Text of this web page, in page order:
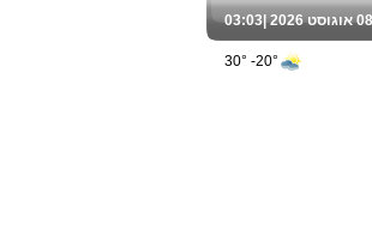
03:03
20°- 30°